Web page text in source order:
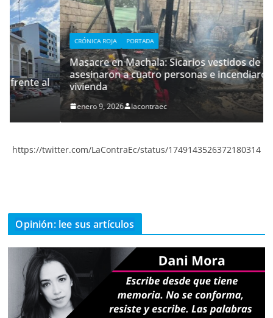
CRÓNICA ROJA PORTADA
Masacre en Machala: Sicarios vestidos de policías
asesinaron a cuatro personas e incendiaron su
vivienda
enero 9, 2026 lacontraec
https://twitter.com/LaContraEc/status/1749143526372180314
Opinión: lee sus artículos